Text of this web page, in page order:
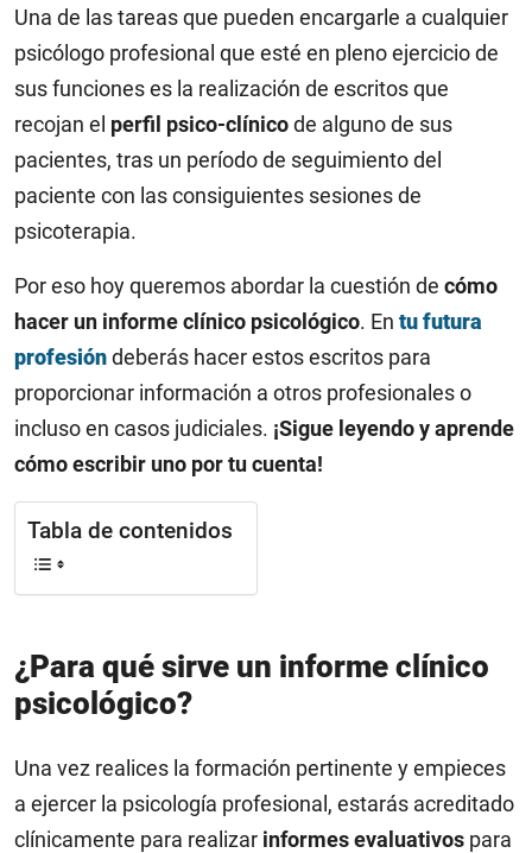
Una de las tareas que pueden encargarle a cualquier
psicólogo profesional que esté en pleno ejercicio de
sus funciones es la realización de escritos que
recojan el perfil psico-clínicode alguno de sus
pacientes, tras un período de seguimiento del
paciente con las consiguientes sesiones de
psicoterapia.
Por eso hoy queremos abordar la cuestión de cómo
hacer un informe clínico psicológico. En tu futura
profesióndeberás hacer estos escritos para
proporcionar información a otros profesionales o
incluso en casos judiciales. ¡Sigue leyendo y aprende
cómo escribir uno por tu cuenta!
Tabla de contenidos
¿Para qué sirve un informe clínico
psicológico?
Una vez realices la formación pertinente y empieces
a ejercer la psicología profesional, estarás acreditado
clínicamente para realizar informes evaluativos para